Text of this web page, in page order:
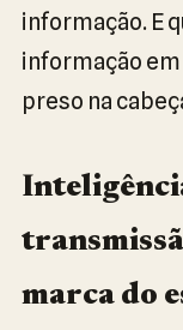
informação. E
informação
preso na
marca do